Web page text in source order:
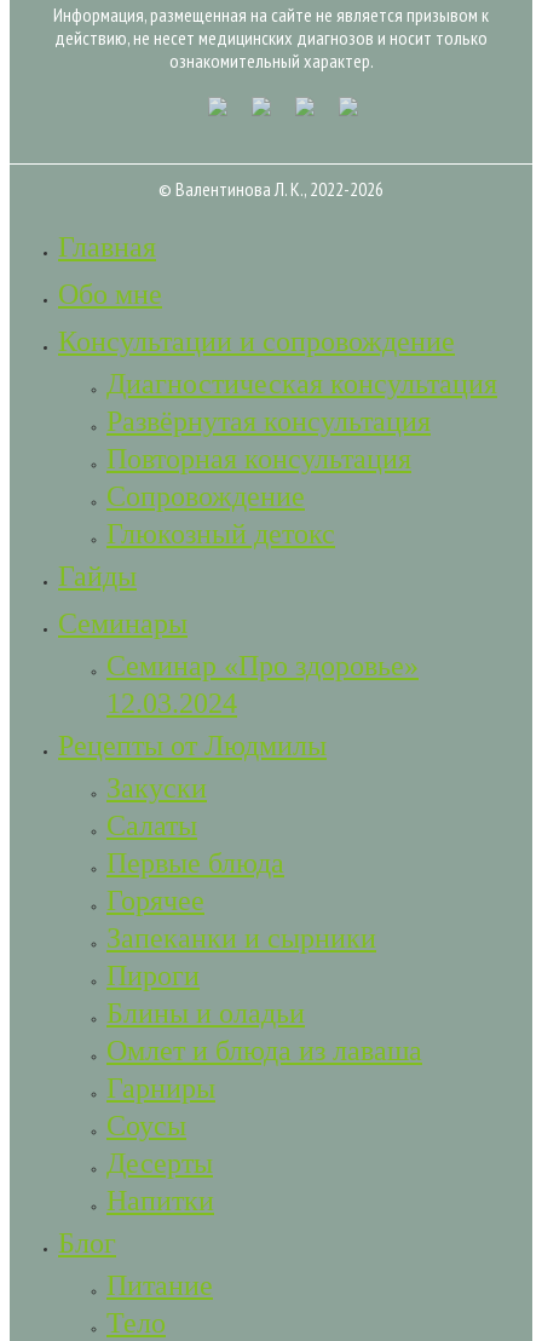
Информация, размещенная на сайте не является призывом к
действию, не несет медицинских диагнозов и носит только
ознакомительный характер.
© Валентинова Л. К., 2022-2026
Главная
Обо мне
Консультации и сопровождение
Диагностическая консультация
Развёрнутая консультация
Повторная консультация
Сопровождение
Глюкозный детокс
Гайды
Семинары
Семинар «Про здоровье»
12.03.2024
Рецепты от Людмилы
Закуски
Салаты
Первые блюда
Горячее
Запеканки и сырники
Пироги
Блины и оладьи
Омлет и блюда из лаваша
Гарниры
Соусы
Десерты
Напитки
Блог
Питание
Тело